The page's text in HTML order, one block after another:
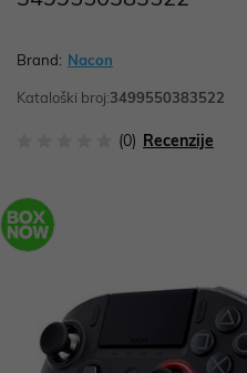
Brand: Nacon
Kataloški broj:3499550383522
(0) Recenzije